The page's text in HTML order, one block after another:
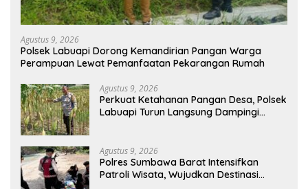
Agustus 9, 2026
Polsek Labuapi Dorong Kemandirian Pangan Warga
Perampuan Lewat Pemanfaatan Pekarangan Rumah
Agustus 9, 2026
Perkuat Ketahanan Pangan Desa, Polsek
Labuapi Turun Langsung Dampingi
Agustus 9, 2026
Polres Sumbawa Barat Intensifkan
Patroli Wisata, Wujudkan Destinasi